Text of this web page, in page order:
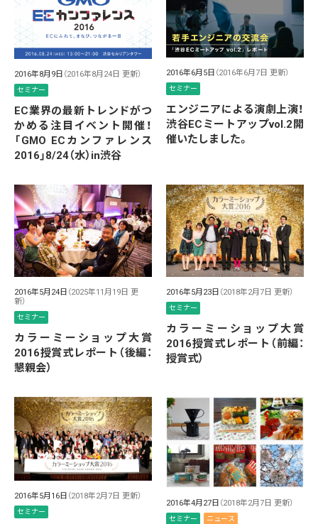
2016年8月9日 （2016年8月24日 更新）
セミナー
EC業界の最新トレンドがつ
かめる注目イベント開催！
「GMO ECカンファレンス
2016」8/24（水）in渋谷
2016年6月5日 （2016年6月7日 更新）
セミナー
エンジニアによる演劇上演！
渋谷ECミートアップvol.2開
催いたしました。
2016年5月24日 （2025年11月19日 更
新）
セミナー
カラーミーショップ大賞
2016授賞式レポート（後編：
懇親会）
2016年5月23日 （2018年2月7日 更新）
セミナー
カラーミーショップ大賞
2016授賞式レポート（前編：
授賞式）
2016年5月16日 （2018年2月7日 更新）
セミナー
2016年4月27日 （2018年2月7日 更新）
セミナー ニュース